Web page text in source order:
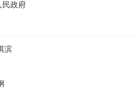
民政府
滨